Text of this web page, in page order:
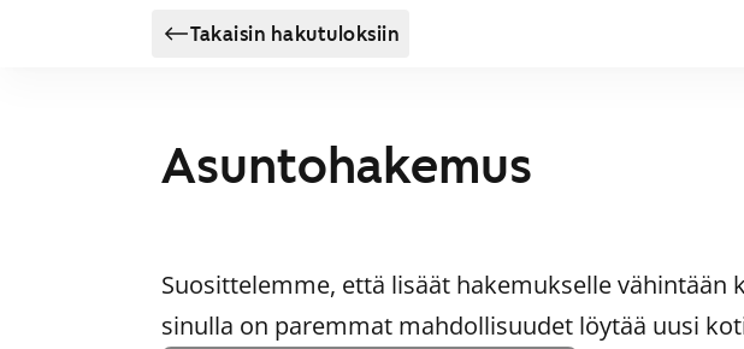
Takaisin hakutuloksiin
Asuntohakemus
Suosittelemme, että lisäät hakemukselle vähintään
sinulla on paremmat mahdollisuudet löytää uusi